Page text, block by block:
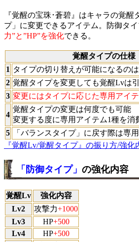
『覚醒の宝珠･蒼碧』はキャラの覚醒
プ」に変更できるアイテム。防御タ
力”と”HP”を強化できる。
覚醒タイプの仕様
1 タイプの切り替えが可能になるのは
2 覚醒タイプを変更しても覚醒Lvは
3 変更にはタイプに応じた専用アイ
4
覚醒タイプの変更は何度でも可能
変更する度に専用アイテム1種を消
5
「バランスタイプ」に戻す際は専
『覚醒Lv/覚醒タイプ』の振り方/強化
「防御タイプ」 の強化内容
覚醒Lv
強化内容
Lv2
攻撃力+1000
Lv3
HP+500
Lv4
HP+500